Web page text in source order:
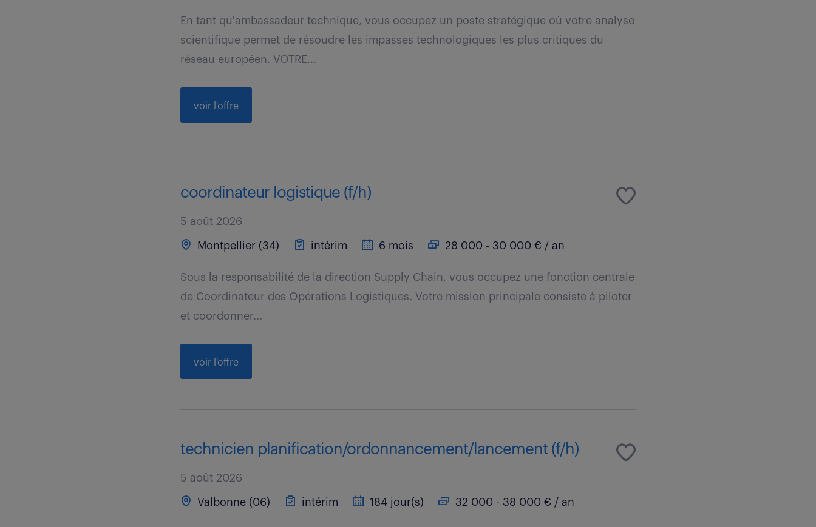
En tant qu'ambassadeur technique, vous occupez un poste stratégique où votre analyse
scientifique permet de résoudre les impasses technologiques les plus critiques du
réseau européen. VOTRE...
voir l'offre
coordinateur logistique (f/h)
5 août 2026
Montpellier (34) intérim 6 mois 28 000 - 30 000 € / an
Sous la responsabilité de la direction Supply Chain, vous occupez une fonction centrale
de Coordinateur des Opérations Logistiques. Votre mission principale consiste à piloter
et coordonner...
voir l'offre
technicien planification/ordonnancement/lancement (f/h)
5 août 2026
Valbonne (06) intérim 184 jour(s) 32 000 - 38 000 € / an